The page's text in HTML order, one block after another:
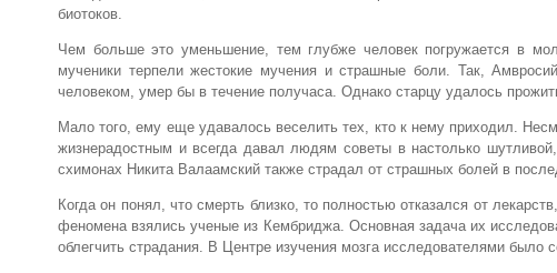
биотоков.
Чем больше это уменьшение, тем глубже человек погружается в
мученики терпели жестокие мучения и страшные боли. Так,
человеком, умер бы в течение получаса. Однако старцу удалось
Мало того, ему еще удавалось веселить тех, кто к нему приходил.
жизнерадостным и всегда давал людям советы в настолько
схимонах Никита Валаамский также страдал от страшных болей в
Когда он понял, что смерть близко, то полностью отказался от
феномена взялись ученые из Кембриджа. Основная задача их
облегчить страдания. В Центре изучения мозга исследователями было